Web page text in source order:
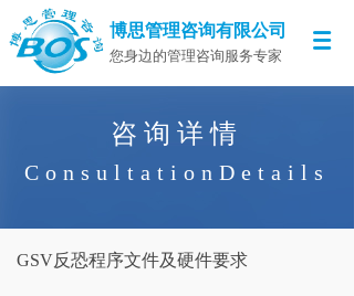
您身边的管理咨询服务专家
博思管理咨询有限公司
咨询详情
ConsultationDetails
GSV反恐程序文件及硬件要求